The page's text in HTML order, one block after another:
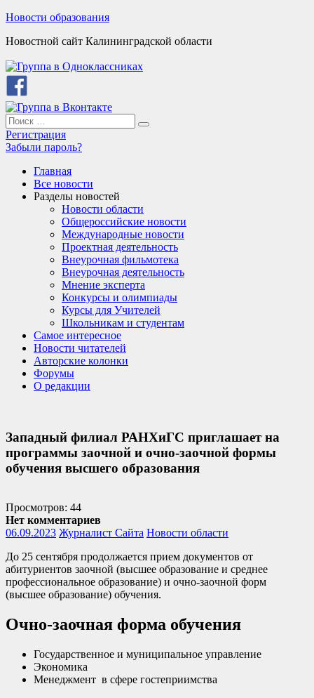
Skip
content
Новости образования
Новостной сайт Калининградской области
Search
for:
Search
Регистрация
Забыли пароль?
Главная
Все новости
Разделы новостей
Новости области
Общероссийские новости
Международные новости
Проектная деятельность
Внеурочная фильмотека
Внеурочная деятельность
Мнение эксперта
Конкурсы и олимпиады
Курсы для Учителей
Школьникам и студентам
Самое интересное
Новости читателей
Авторские колонки
Форумы
О редакции
Западный филиал РАНХиГС приглашает на
программы заочной и очно-заочной формы
обучения высшего образования
Просмотров: 44
Нет комментариев
06.09.2023 Журналист Сайта Новости области
До 25 сентября продолжается прием документов от
абитуриентов заочной (высшее образование и среднее
профессиональное образование) и очно-заочной форм
(высшее образование) обучения.
Очно-заочная форма обучения
Государственное и муниципальное управление
Экономика
Менеджмент в сфере гостеприимства